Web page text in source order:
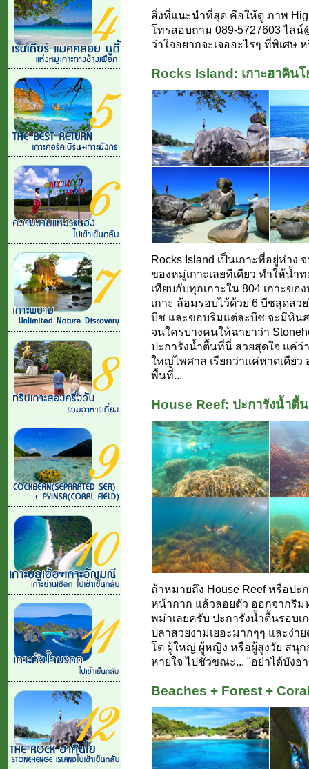
สิ่งที่แนะนำที่สุด คือให้ดู ภาพ
โทรสอบถาม 089-5727603 ไลน์
ว่าใจอยากจะเจออะไรๆ ที่พิเศษ
Rocks Island: เกาะฮาคินโ
Rocks Island เป็นเกาะที่อยู่ห่าง
ของหมู่เกาะเลยทีเดียว ทำให้น้ำ
เทียบกับทุกเกาะใน 804 เกาะขอ
เกาะ ล้อมรอบไว้ด้วย 6 บีชสุดสว
บีช และขอบริมแต่ละบีช จะมีหินส
จนใครบางคนให้ฉายาว่า
ปะการังน้ำตื้นที่นี่ สวยสุดใจ แค่ว่
ใหญ่ไพศาล เรียกว่าแค่หาดเดียว
พื้นที่...
House Reef: ปะการังน้ำตื้น
ถ้าหมายถึง House Reef หรือป
หน้ากาก แล้วลอยตัว ออกจากริม
พม่าเลยครับ ปะการังน้ำตื้นรอบ
ปลาสวยงามเยอะมากๆๆ และง่า
โต ผู้ใหญ่ ผู้หญิง หรือผู้สูงวัย สนุ
หายใจ ไปชั่วขณะ... "อย่าได้บังอ
Beaches + Forest +